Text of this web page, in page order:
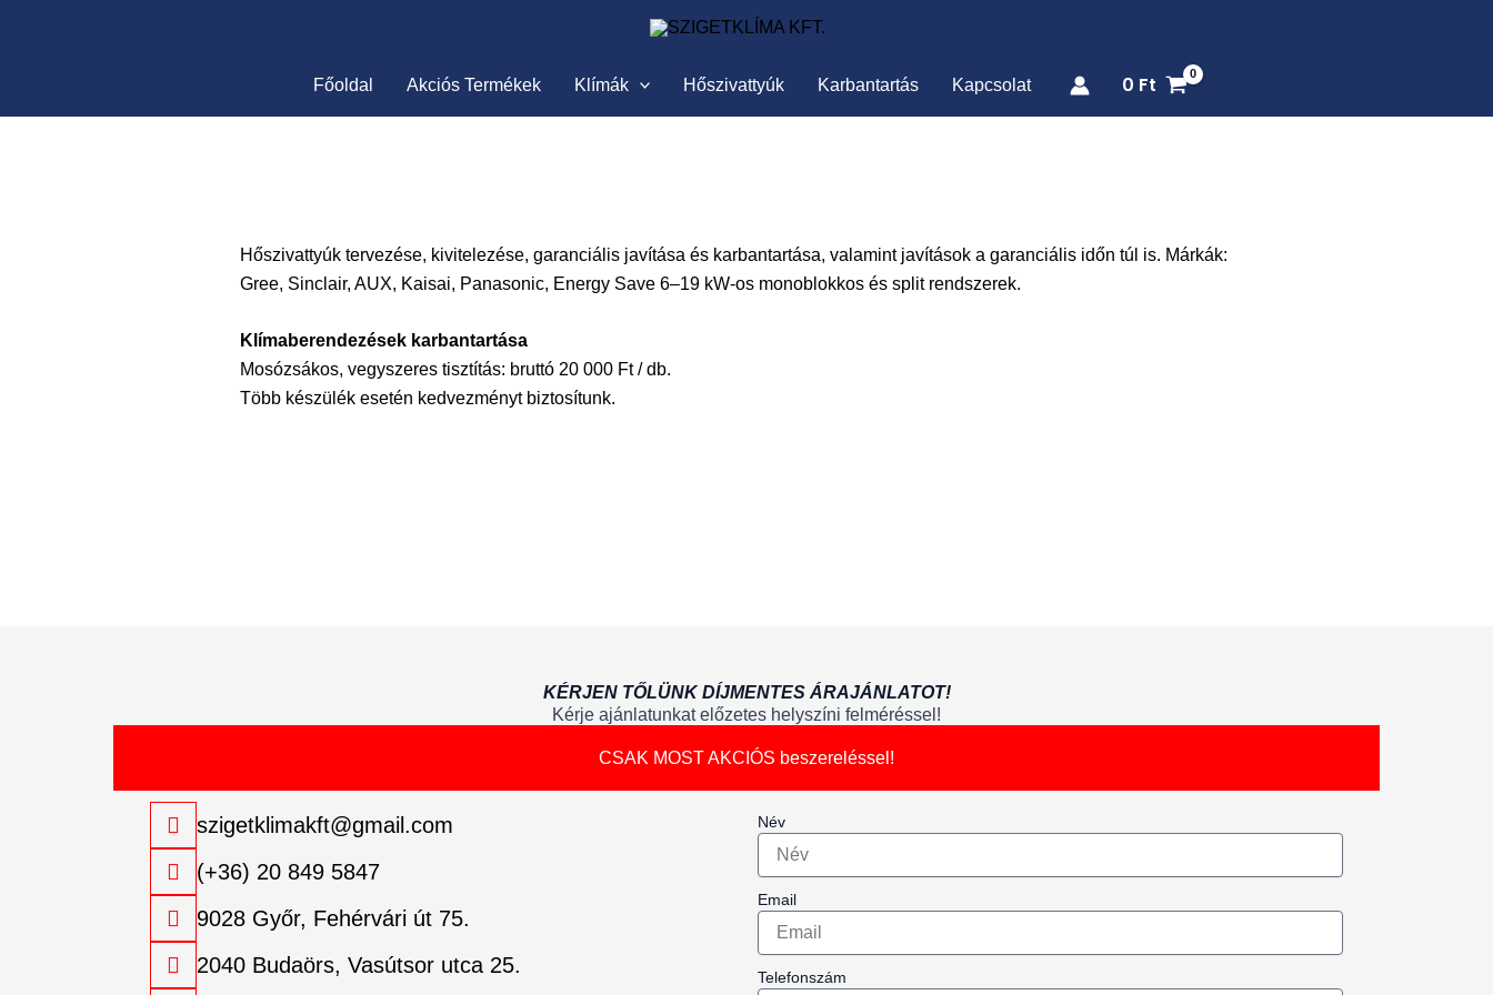
Főoldal Akciós Termékek Klímák Hőszivattyúk Karbantartás Kapcsolat 0 Ft
Hőszivattyúk tervezése, kivitelezése, garanciális javítása és karbantartása, valamint javítások a garanciális időn túl is. Márkák:
Gree, Sinclair, AUX, Kaisai, Panasonic, Energy Save 6–19 kW-os monoblokkos és split rendszerek.
Klímaberendezések karbantartása
Mosózsákos, vegyszeres tisztítás: bruttó 20 000 Ft / db.
Több készülék esetén kedvezményt biztosítunk.
KÉRJEN TŐLÜNK DÍJMENTES ÁRAJÁNLATOT!
Kérje ajánlatunkat előzetes helyszíni felméréssel!
CSAK MOST AKCIÓS beszereléssel!
szigetklimakft@gmail.com
(+36) 20 849 5847
9028 Győr, Fehérvári út 75.
2040 Budaörs, Vasútsor utca 25.
Név
Email
Telefonszám